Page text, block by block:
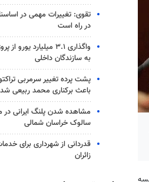
تقوی: تغییرات مهمی در
در راه است
واگذاری ۳.۱ میلیارد
به سازندگان داخلی
پشت پرده تغییر سرمربی
باعث برکناری محمد ربیعی
مشاهده شدن پلنگ ایرانی در
سالوک خراسان شمالی
قدردانی از شهرداری برای
زائران